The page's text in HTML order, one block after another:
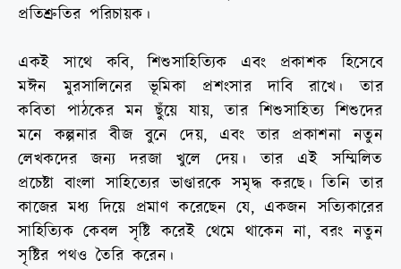
প্রতিশ্রুতির পরিচায়ক।
একই সাথে কবি, শিশুসাহিত্যিক এবং প্রকাশক হিসেবে
মঈন মুরসালিনের ভূমিকা প্রশংসার দাবি রাখে। তার
কবিতা পাঠকের মন ছুঁয়ে যায়, তার শিশুসাহিত্য শিশুদের
মনে কল্পনার বীজ বুনে দেয়, এবং তার প্রকাশনা নতুন
লেখকদের জন্য দরজা খুলে দেয়। তার এই সম্মিলিত
প্রচেষ্টা বাংলা সাহিত্যের ভাণ্ডারকে সমৃদ্ধ করছে। তিনি তার
কাজের মধ্য দিয়ে প্রমাণ করেছেন যে, একজন সত্যিকারের
সাহিত্যিক কেবল সৃষ্টি করেই থেমে থাকেন না, বরং নতুন
সৃষ্টির পথও তৈরি করেন।